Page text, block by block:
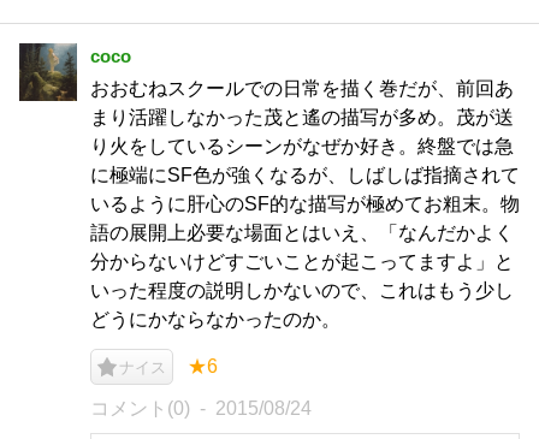
coco
おおむねスクールでの日常を描く巻だが、前回あ
まり活躍しなかった茂と遙の描写が多め。茂が送
り火をしているシーンがなぜか好き。終盤では急
に極端にSF色が強くなるが、しばしば指摘されて
いるように肝心のSF的な描写が極めてお粗末。物
語の展開上必要な場面とはいえ、「なんだかよく
分からないけどすごいことが起こってますよ」と
いった程度の説明しかないので、これはもう少し
どうにかならなかったのか。
ナイス ★6
コメント(0) 2015/08/24